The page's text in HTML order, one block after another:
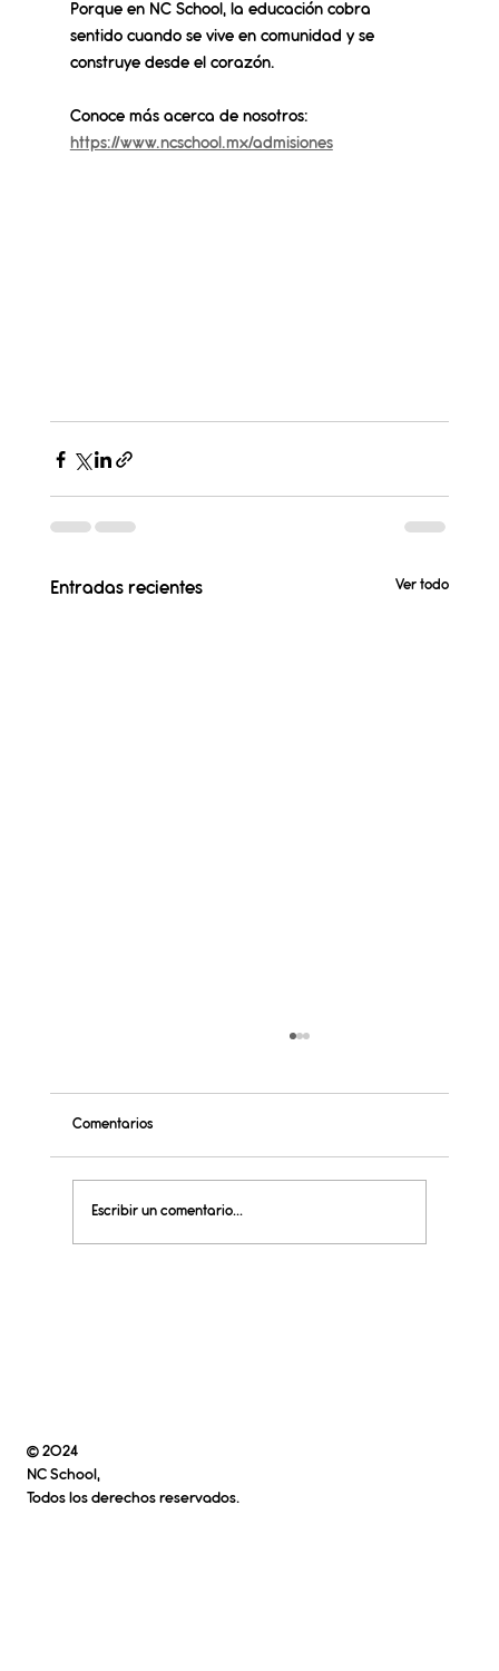
Porque en NC School, la educación cobra
sentido cuando se vive en comunidad y se
construye desde el corazón.
Conoce más acerca de nosotros:
https://www.ncschool.mx/admisiones
Entradas recientes Ver todo
Comentarios
Escribir un comentario...
© 2024
NC School,
Todos los derechos reservados.